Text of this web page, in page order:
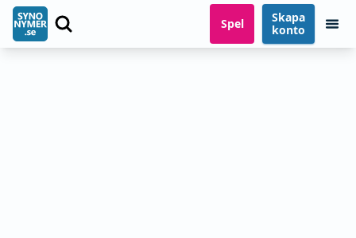
Spel
Skapa
konto